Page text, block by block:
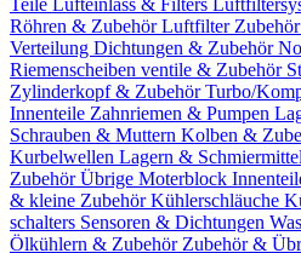
Teile Lufteinlass & Filters
Röhren & ZubehörLuftfilter Zubehör
Verteilung Dichtungen & Zubehör
Riemenscheiben ventile & Zubehör
Zylinderkopf & ZubehörTurbo/
Innenteile Zahnriemen & Pumpen
Schrauben & Muttern Kolben &
Kurbelwellen Lagern &
ZubehörÜbrige Moterblock
& kleine ZubehörKühlerschläuche
schalters Sensoren & Dichtungen
Ölkühlern & Zubehör Zubehör &